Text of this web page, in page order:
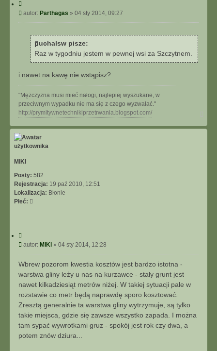
yP
o
autor: Parthagas » 04 sty 2014, 09:27
puchalsw pisze:
Raz w tygodniu jestem w pewnej wsi za Szczytnem.
i nawet na kawę nie wstąpisz?
"Mężczyzna musi mieć nałogi, najlepiej wyszukane, w
przeciwnym wypadku nie ma się z czego wyzwalać."
http://prymitywnetechnikiprzetrwania.blogspot.com/
g
MlKl
Posty: 582
Rejestracja: 19 paź 2010, 12:51
Lokalizacja: Błonie
Płeć:
y
j
P
s
autor: MlKl » 04 sty 2014, 12:28
Wbrew pozorom kwestia kosztów jest bardzo istotna -
warstwa gliny leży u nas na kurzawce - stały grunt jest
nawet kilkadziesiąt metrów niżej. W takiej sytuacji pale w
rozstawie co metr będą naprawdę sporo kosztować.
Zresztą generalnie ta warstwa gliny wytrzymuje, są tylko
takie miejsca, gdzie się zawsze wszystko zapada. I można
tam sypać wywrotkami gruz - spokój jest rok czy dwa, a
potem znów dziura...